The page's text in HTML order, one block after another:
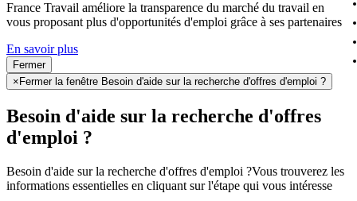
France Travail améliore la transparence du marché du travail en
vous proposant plus d'opportunités d'emploi grâce à ses partenaires
En savoir plus
Fermer
× Fermer la fenêtre Besoin d'aide sur la recherche d'offres d'emploi ?
Besoin d'aide sur la recherche d'offres
d'emploi ?
Besoin d'aide sur la recherche d'offres d'emploi ?Vous trouverez les
informations essentielles en cliquant sur l'étape qui vous intéresse